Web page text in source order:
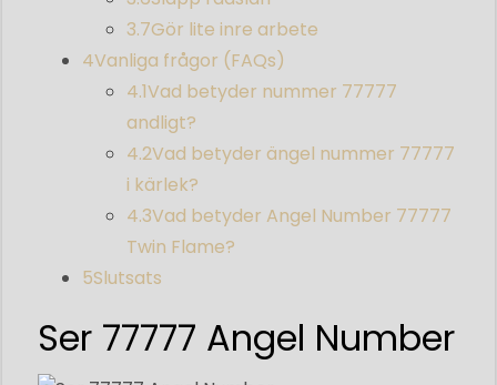
3.7Gör lite inre arbete
4Vanliga frågor (FAQs)
4.1Vad betyder nummer 77777
andligt?
4.2Vad betyder ängel nummer 77777
i kärlek?
4.3Vad betyder Angel Number 77777
Twin Flame?
5Slutsats
Ser 77777 Angel Number